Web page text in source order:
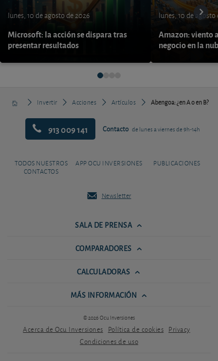
lunes, 10 de agosto de 2026
Microsoft: la acción se dispara tras
presentar resultados
lunes, 10 de agosto
Amazon: viento
negocio en la
Invertir Acciones Artículos Abengoa: ¿en A o en B?
913 009 141 Contacto de lunes a viernes de 9h-14h
TODOS NUESTROS
CONTACTOS
APP OCU INVERSIONES PUBLICACIONES
Newsletter
SALA DE PRENSA
COMPARADORES
CALCULADORAS
MÁS INFORMACIÓN
© 2026 Ocu Inversiones
Acerca de Ocu Inversiones Política de cookies Privacy
Condiciones de uso